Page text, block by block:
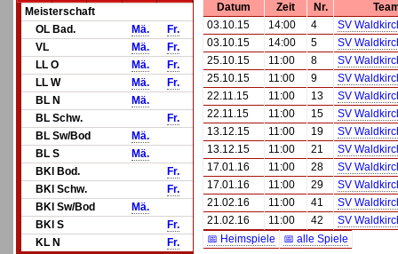
Meisterschaft
OL Bad.
Mä.
Fr.
VL
Mä.
Fr.
LL O
Mä.
Fr.
LL W
Mä.
Fr.
BL N
Mä.
BL Schw.
Fr.
BL Sw/Bod
Mä.
BL S
Mä.
BKl Bod.
Fr.
BKl Schw.
Fr.
BKl Sw/Bod
Mä.
BKl S
Fr.
KL N
Fr.
Datum Zeit Nr.
03.10.15
14:00 4
SV
03.10.15
14:00 5
SV
25.10.15
11:00 8
SV
25.10.15
11:00 9
SV
22.11.15
11:00 13
SV
22.11.15
11:00 15
SV
13.12.15
11:00 19
SV
13.12.15
11:00 21
SV
17.01.16
11:00 28
SV
17.01.16
11:00 29
SV
21.02.16
11:00 41
SV
21.02.16
11:00 42
SV
📅 Heimspiele
📅 alle Spiele